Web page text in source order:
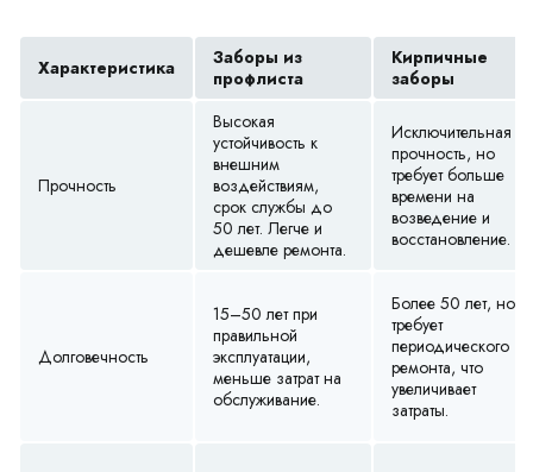
Характеристика
Заборы из
профлиста
Кирпичные
заборы
Прочность
Высокая
устойчивость к
внешним
воздействиям,
срок службы до
50 лет. Легче и
дешевле ремонта.
Исключительная
прочность, но
требует больше
времени на
возведение и
восстановление.
Долговечность
15–50 лет при
правильной
эксплуатации,
меньше затрат на
обслуживание.
Более 50 лет, но
требует
периодического
ремонта, что
увеличивает
затраты.